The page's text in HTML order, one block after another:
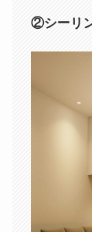
②シーリ